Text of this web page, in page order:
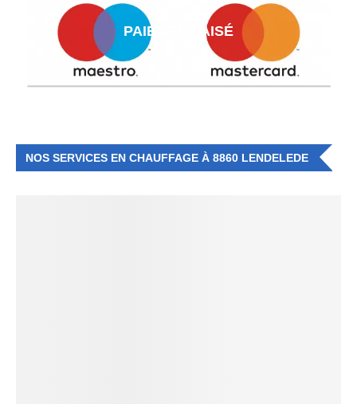
PAIEMENT AISÉ
NOS SERVICES EN CHAUFFAGE À 8860 LENDELEDE